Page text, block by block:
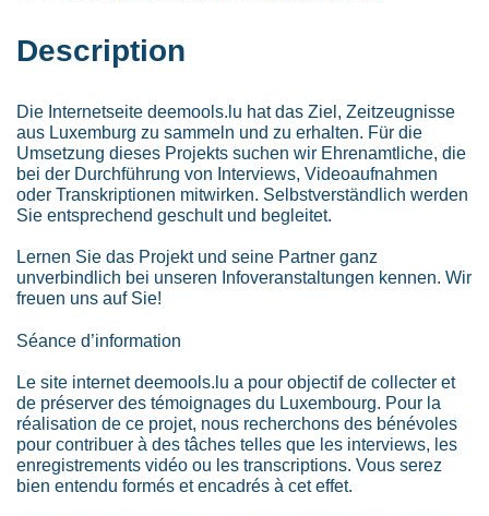
Description
Die Internetseite deemools.lu hat das Ziel, Zeitzeugnisse
aus Luxemburg zu sammeln und zu erhalten. Für die
Umsetzung dieses Projekts suchen wir Ehrenamtliche, die
bei der Durchführung von Interviews, Videoaufnahmen
oder Transkriptionen mitwirken. Selbstverständlich werden
Sie entsprechend geschult und begleitet.
Lernen Sie das Projekt und seine Partner ganz
unverbindlich bei unseren Infoveranstaltungen kennen. Wir
freuen uns auf Sie!
Séance d’information
Le site internet deemools.lu a pour objectif de collecter et
de préserver des témoignages du Luxembourg. Pour la
réalisation de ce projet, nous recherchons des bénévoles
pour contribuer à des tâches telles que les interviews, les
enregistrements vidéo ou les transcriptions. Vous serez
bien entendu formés et encadrés à cet effet.